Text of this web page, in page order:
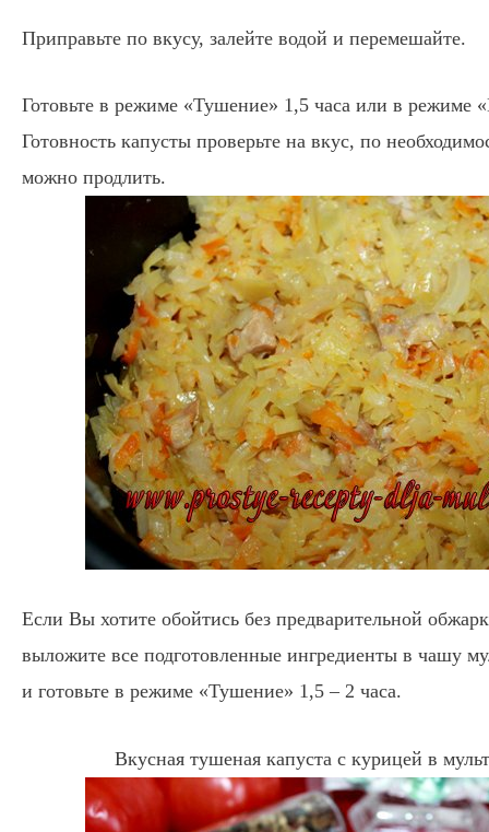
Приправьте по вкусу, залейте водой и перемешайте.
Готовьте в режиме «Тушение» 1,5 часа или в режиме
Готовность капусты проверьте на вкус, по
можно продлить.
Если Вы хотите обойтись без предварительной
выложите все подготовленные ингредиенты в чашу
и готовьте в режиме «Тушение» 1,5 – 2 часа.
Вкусная тушеная капуста с курицей в